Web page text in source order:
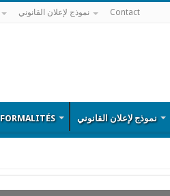
نموذج لإعلان القانوني Contact
FORMALITÉS نموذج لإعلان القانوني